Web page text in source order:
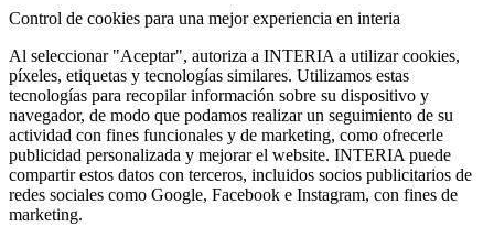
Control de cookies para una mejor experiencia en interia
Al seleccionar "Aceptar", autoriza a INTERIA a utilizar cookies,
píxeles, etiquetas y tecnologías similares. Utilizamos estas
tecnologías para recopilar información sobre su dispositivo y
navegador, de modo que podamos realizar un seguimiento de su
actividad con fines funcionales y de marketing, como ofrecerle
publicidad personalizada y mejorar el website. INTERIA puede
compartir estos datos con terceros, incluidos socios publicitarios de
redes sociales como Google, Facebook e Instagram, con fines de
marketing.